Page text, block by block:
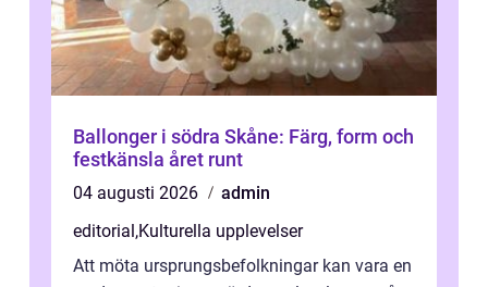
Ballonger i södra Skåne: Färg, form och
festkänsla året runt
04 augusti 2026
admin
editorial,Kulturella upplevelser
Att möta ursprungsbefolkningar kan vara en